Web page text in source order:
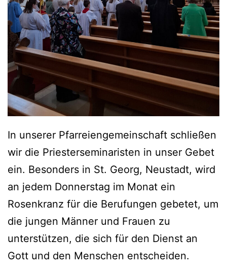
In unserer Pfarreiengemeinschaft schließen
wir die Priesterseminaristen in unser Gebet
ein. Besonders in St. Georg, Neustadt, wird
an jedem Donnerstag im Monat ein
Rosenkranz für die Berufungen gebetet, um
die jungen Männer und Frauen zu
unterstützen, die sich für den Dienst an
Gott und den Menschen entscheiden.